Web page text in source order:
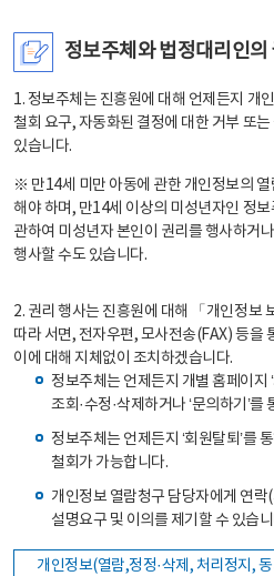
정보주체와 법정대리인의
1. 정보주체는 진흥원에 대해 언제든지 개
철회 요구, 자동화된 결정에 대한 거부 또
있습니다.
※ 만14세 미만 아동에 관한 개인정보의
해야 하며, 만14세 이상의 미성년자인 정
관하여 미성년자 본인이 권리를 행사하거
행사할 수도 있습니다.
2. 권리 행사는 진흥원에 대해 「개인정보
따라 서면, 전자우편, 모사전송(FAX) 등을
이에 대해 지체없이 조치하겠습니다.
정보주체는 언제든지 개별 홈페이지
조회·수정·삭제하거나 ‘문의하기’
정보주체는 언제든지 ‘회원탈퇴’를
철회가 가능합니다.
개인정보 열람청구 담당자에게 연락
설명요구 및 이의를 제기할 수 있습
개인정보(열람,정정·삭제, 처리정지,